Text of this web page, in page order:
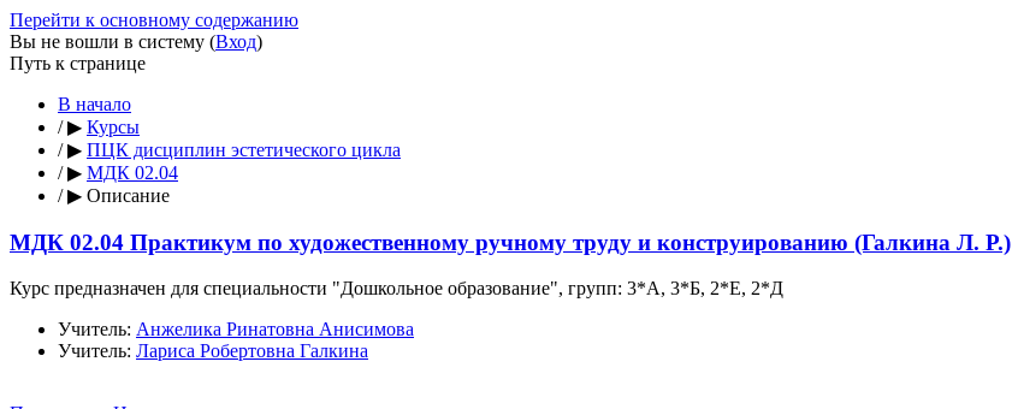
Перейти к основному содержанию
Вы не вошли в систему (Вход)
Путь к странице
В начало
/ ▶ Курсы
/ ▶ ПЦК дисциплин эстетического цикла
/ ▶ МДК 02.04
/ ▶ Описание
МДК 02.04 Практикум по художественному ручному труду и конструированию (Галкина Л. Р.)
Курс предназначен для специальности "Дошкольное образование", групп: 3*А, 3*Б, 2*Е, 2*Д
Учитель: Анжелика Ринатовна Анисимова
Учитель: Лариса Робертовна Галкина